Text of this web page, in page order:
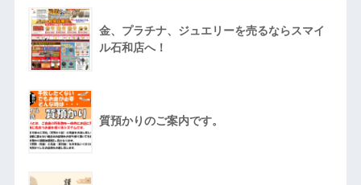
金、プラチナ、ジュエリーを売るならスマイ
ル石和店へ！
質預かりのご案内です。